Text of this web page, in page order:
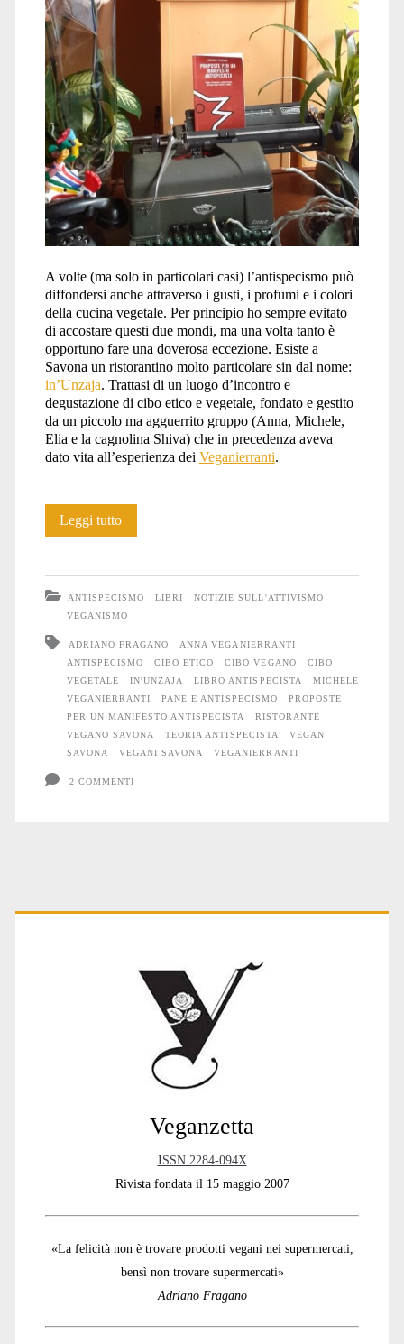
A volte (ma solo in particolari casi) l’antispecismo può
diffondersi anche attraverso i gusti, i profumi e i colori
della cucina vegetale. Per principio ho sempre evitato
di accostare questi due mondi, ma una volta tanto è
opportuno fare una doverosa eccezione. Esiste a
Savona un ristorantino molto particolare sin dal nome:
in’Unzaja. Trattasi di un luogo d’incontro e
degustazione di cibo etico e vegetale, fondato e gestito
da un piccolo ma agguerrito gruppo (Anna, Michele,
Elia e la cagnolina Shiva) che in precedenza aveva
dato vita all’esperienza dei Veganierranti.
Leggi tuttoPane
ANTISPECISMO LIBRI
NOTIZIE SULL'ATTIVISMO
VEGANISMO
ADRIANO FRAGANO
ANNA VEGANIERRANTI
ANTISPECISMO
CIBO ETICO CIBO VEGANO
CIBO
VEGETALE
IN'UNZAJA LIBRO ANTISPECISTA
MICHELE
VEGANIERRANTI
PANE E ANTISPECISMO
PROPOSTE
PER UN MANIFESTO ANTISPECISTA
RISTORANTE
VEGANO SAVONA
TEORIA ANTISPECISTA
VEGAN
SAVONA
VEGANI SAVONA VEGANIERRANTI
2 COMMENTI
Primary
Veganzetta
ISSN 2284-094X
Rivista fondata il 15 maggio 2007
«La felicità non è trovare prodotti vegani nei supermercati,
bensì non trovare supermercati»
Adriano Fragano